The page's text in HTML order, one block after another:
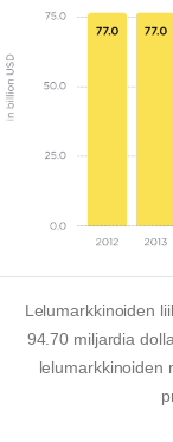
Lelumarkkinoiden
94.70 miljardia
lelumarkkinoiden